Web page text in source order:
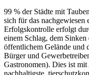
99 % der Städte mit
sich für das
Erfolgskontrolle erfolgt
einem Schlag, dem
öffentlichem Gelände und
Bürger und
Gastronomen). Dies ist